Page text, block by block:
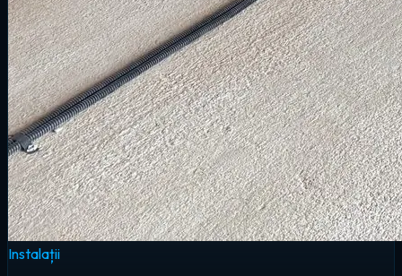
Instalații